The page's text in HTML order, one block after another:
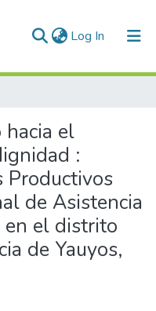
Log In (current)
el
:
Productivos
de Asistencia
en el distrito
de Yauyos,